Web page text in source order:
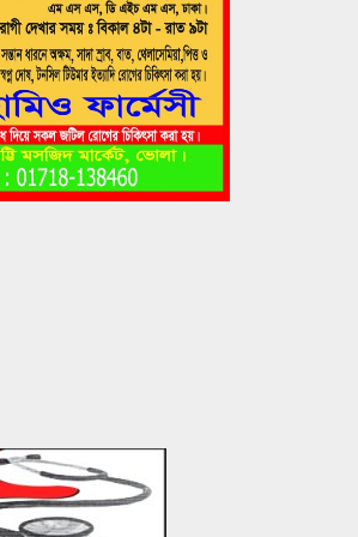
সি-ট্রাকের অপেক্ষায়
তজুমদ্দিনের লাখো মানুষ
সি-ট্রাকের অপেক্ষায়
তজুমদ্দিনের লাখো মানুষ